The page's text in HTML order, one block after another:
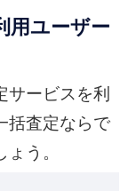
用ユーザー
サービスを利
括査定ならで
う。